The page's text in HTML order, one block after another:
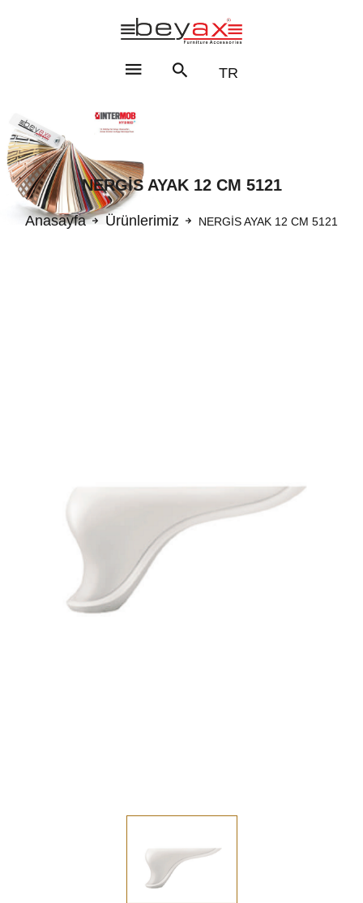
TR
NERGİS AYAK 12 CM 5121
Anasayfa Ürünlerimiz NERGİS AYAK 12 CM 5121